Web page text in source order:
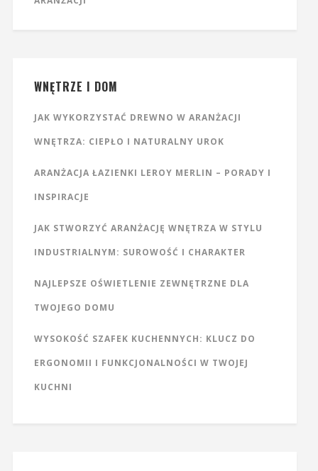
WNĘTRZE I DOM
JAK WYKORZYSTAĆ DREWNO W ARANŻACJI
WNĘTRZA: CIEPŁO I NATURALNY UROK
ARANŻACJA ŁAZIENKI LEROY MERLIN – PORADY I
INSPIRACJE
JAK STWORZYĆ ARANŻACJĘ WNĘTRZA W STYLU
INDUSTRIALNYM: SUROWOŚĆ I CHARAKTER
NAJLEPSZE OŚWIETLENIE ZEWNĘTRZNE DLA
TWOJEGO DOMU
WYSOKOŚĆ SZAFEK KUCHENNYCH: KLUCZ DO
ERGONOMII I FUNKCJONALNOŚCI W TWOJEJ
KUCHNI